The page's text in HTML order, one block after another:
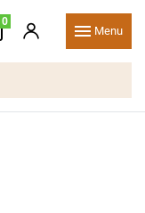
0
Menu